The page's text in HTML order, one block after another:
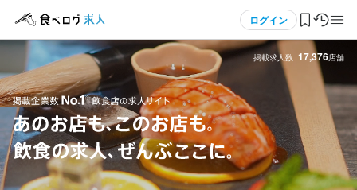
ログイン
ログイン・無料会員登録
食べログ求人TOP
求人検索
掲載求人数 17,376店舗
飲食求人掲載企業数No.1 飲食店の求人サイト あの
お店もこのお店も飲食の求人全部ここに